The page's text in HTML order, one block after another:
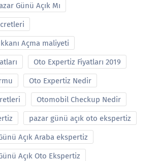
Günü Açık Mı
Açma maliyeti
Oto Expertiz Fiyatları 2019
Oto Expertiz Nedir
Otomobil Checkup Nedir
pazar günü açık oto ekspertiz
Açık Araba ekspertiz
Açık Oto Ekspertiz